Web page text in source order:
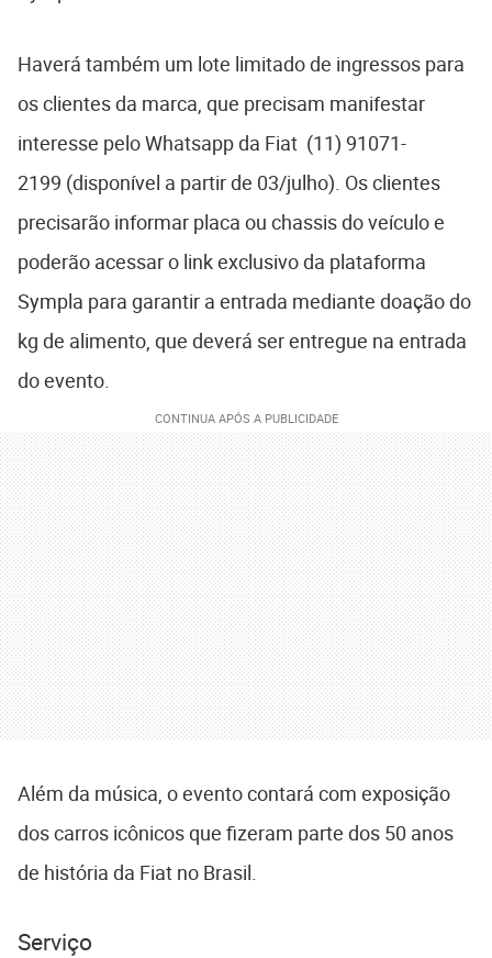
Haverá também um lote limitado de ingressos para
os clientes da marca, que precisam manifestar
interesse pelo Whatsapp da Fiat (11) 91071-
2199 (disponível a partir de 03/julho). Os clientes
precisarão informar placa ou chassis do veículo e
poderão acessar o link exclusivo da plataforma
Sympla para garantir a entrada mediante doação do
kg de alimento, que deverá ser entregue na entrada
do evento.
Além da música, o evento contará com exposição
dos carros icônicos que fizeram parte dos 50 anos
de história da Fiat no Brasil.
Serviço